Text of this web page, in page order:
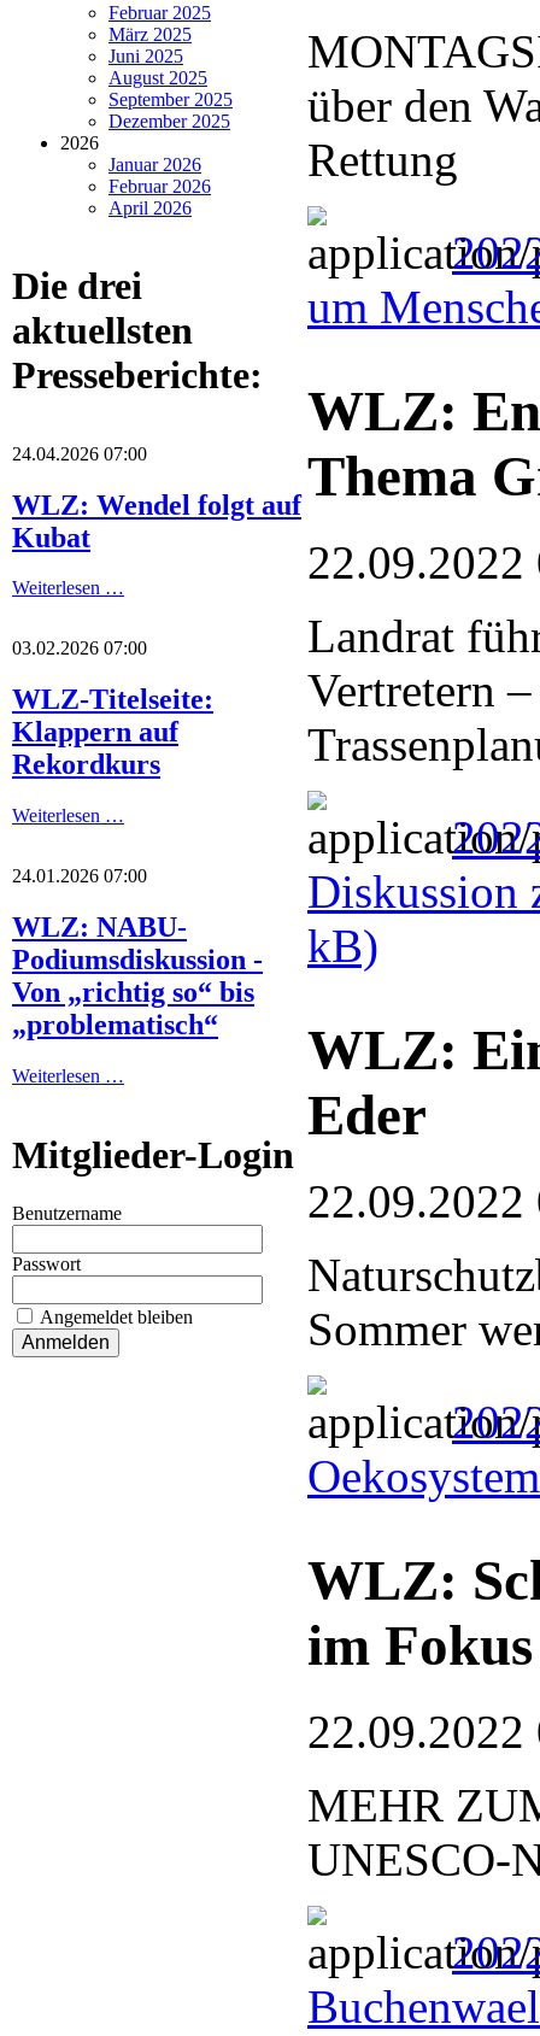
Februar 2025
März 2025
Juni 2025
August 2025
September 2025
Dezember 2025
2026
Januar 2026
Februar 2026
April 2026
Die drei
aktuellsten
Presseberichte:
24.04.2026 07:00
WLZ: Wendel folgt auf
Kubat
Weiterlesen …
03.02.2026 07:00
WLZ-Titelseite:
Klappern auf
Rekordkurs
Weiterlesen …
24.01.2026 07:00
WLZ: NABU-
Podiumsdiskussion -
Von „richtig so“ bis
„problematisch“
Weiterlesen …
Mitglieder-Login
Benutzername
Passwort
Angemeldet bleiben
über den
Rettung
um
WLZ:
Thema
22.09.2022
Landrat
Vertretern
Diskussion
kB)
WLZ:
Eder
22.09.2022
Sommer
WLZ:
im Fokus
22.09.2022
MEHR
UNESCO-